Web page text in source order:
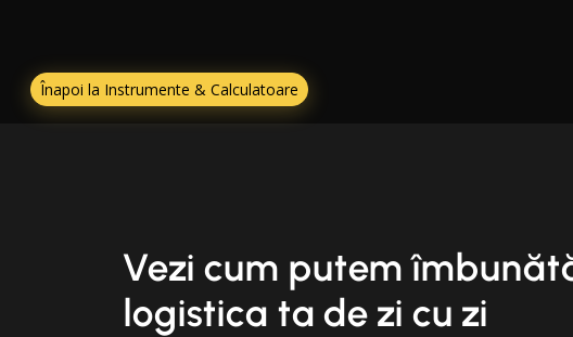
Înapoi la Instrumente & Calculatoare
Vezi cum putem
logistica ta de zi cu zi